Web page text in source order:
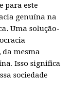
para este
genuína na
Uma solução-
da mesma
Isso significa
sociedade